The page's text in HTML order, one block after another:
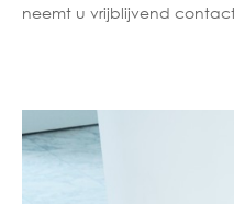
neemt u vrijblijvend